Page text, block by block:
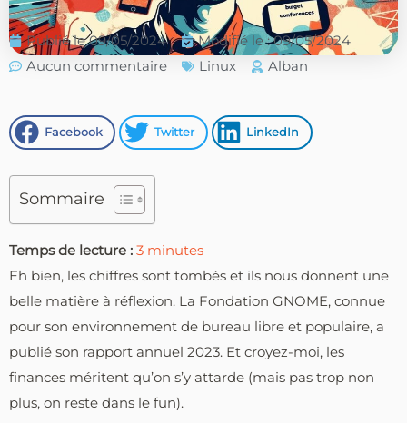
Publié le 09/05/2024
Modifié le : 09/05/2024
Aucun commentaire
Linux Alban
Facebook Twitter LinkedIn
Sommaire
Temps de lecture : 3 minutes
Eh bien, les chiffres sont tombés et ils nous donnent une
belle matière à réflexion. La Fondation GNOME, connue
pour son environnement de bureau libre et populaire, a
publié son rapport annuel 2023. Et croyez-moi, les
finances méritent qu’on s’y attarde (mais pas trop non
plus, on reste dans le fun).